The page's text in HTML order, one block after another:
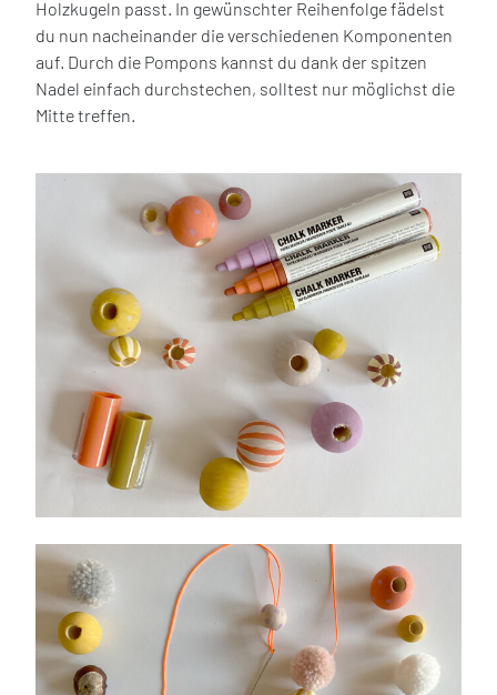
Holzkugeln passt. In gewünschter Reihenfolge fädelst
du nun nacheinander die verschiedenen Komponenten
auf. Durch die Pompons kannst du dank der spitzen
Nadel einfach durchstechen, solltest nur möglichst die
Mitte treffen.